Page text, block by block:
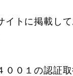
トに掲載して
０１の認証